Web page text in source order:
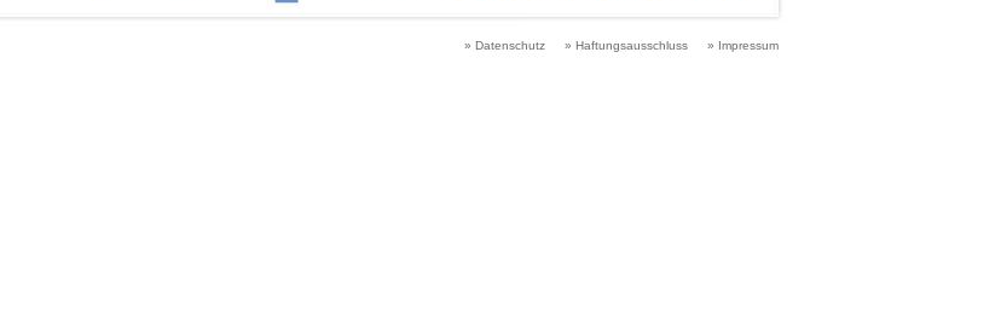
» Impressum
» Haftungsausschluss
» Datenschutz